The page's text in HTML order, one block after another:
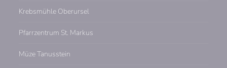
Krebsmühle Oberursel
Pfarrzentrum St. Markus
Müze Tanusstein